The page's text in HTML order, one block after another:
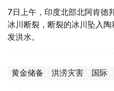
7日上午，印度北部北阿肯德
冰川断裂，断裂的冰川坠入
发洪水。
黄金储备 洪涝灾害 国际